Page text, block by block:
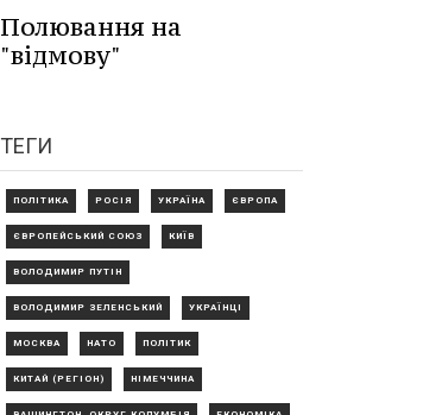
Полювання на
"відмову"
ТЕГИ
ПОЛІТИКА РОСІЯ УКРАЇНА ЄВРОПА
ЄВРОПЕЙСЬКИЙ СОЮЗ КИЇВ
ВОЛОДИМИР ПУТІН
ВОЛОДИМИР ЗЕЛЕНСЬКИЙ УКРАЇНЦІ
МОСКВА НАТО ПОЛІТИК
КИТАЙ (РЕГІОН) НІМЕЧЧИНА